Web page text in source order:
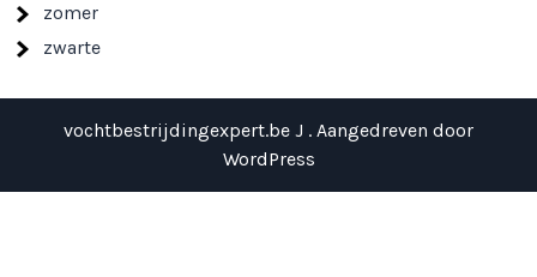
zomer
zwarte
vochtbestrijdingexpert.be J . Aangedreven door
WordPress